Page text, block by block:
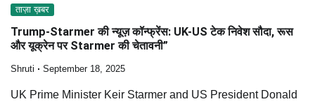
ताज़ा ख़बर
Trump-Starmer की न्यूज़ कॉन्फ्रेंस: UK-US टेक निवेश सौदा, रूस
और यूक्रेन पर Starmer की चेतावनी”
Shruti September 18, 2025
UK Prime Minister Keir Starmer and US President Donald